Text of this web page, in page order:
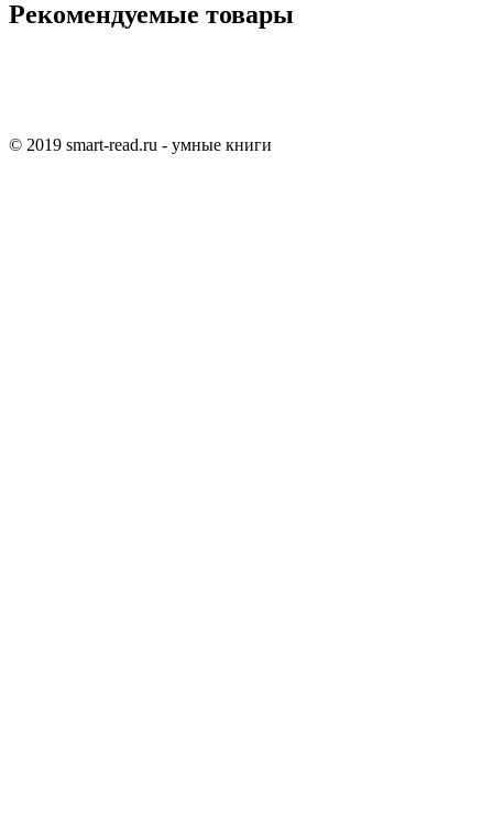
Рекомендуемые товары
© 2019 smart-read.ru - умные книги